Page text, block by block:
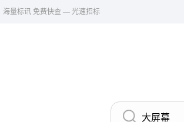
海量标讯 免费快查 — 光速招标